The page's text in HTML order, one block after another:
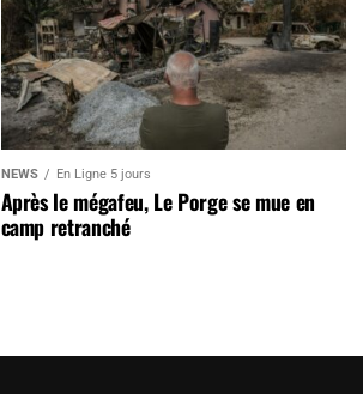
NEWS En Ligne 5 jours
Après le mégafeu, Le Porge se mue en
camp retranché